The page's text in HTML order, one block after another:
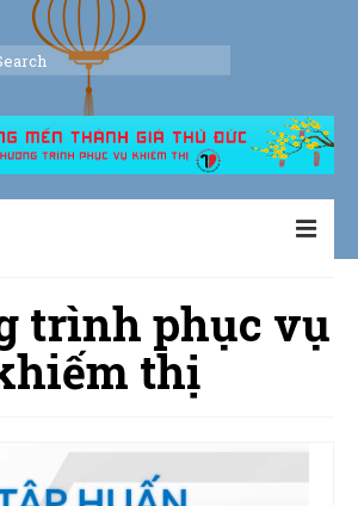
trình phục vụ
thị